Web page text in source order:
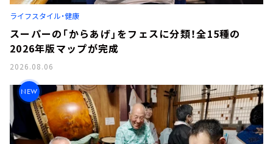
ライフスタイル・健康
スーパーの「からあげ」をフェスに分類！全15種の
2026年版マップが完成
2026.08.06
NEW